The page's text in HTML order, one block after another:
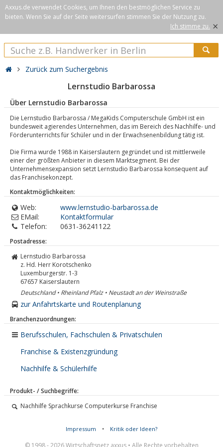
Axxus.de verwendet Cookies, um Ihnen den bestmöglichen Service zu
bieten. Wenn Sie auf der Seite weitersurfen stimmen Sie der Nutzung zu.
Ich stimme zu. ×
Zurück zum Suchergebnis
Lernstudio Barbarossa
Über Lernstudio Barbarossa
Die Lernstudio Barbarossa / MegaKids Computerschule GmbH ist ein
bundesweit agierendes Unternehmen, das im Bereich des Nachhilfe- und
Förderunterrichts für Schüler und in der Erwachsenenbildung tätig ist.
Die Firma wurde 1988 in Kaiserslautern gegründet und ist mittlerweile
einer der größten Anbieter in diesem Marktsegment. Bei der
Unternehmensexpansion setzt Lernstudio Barbarossa konsequent auf
das Franchisekonzept.
Kontaktmöglichkeiten:
Web:
www.lernstudio-barbarossa.de
EMail:
Kontaktformular
Telefon:
0631-36241122
Postadresse:
Lernstudio Barbarossa
z. Hd. Herr Korotschenko
Luxemburgerstr. 1-3
67657 Kaiserslautern
Deutschland • Rheinland Pfalz • Neustadt an der Weinstraße
zur Anfahrtskarte und Routenplanung
Branchenzuordnungen:
Berufsschulen, Fachschulen & Privatschulen
Franchise & Existenzgründung
Nachhilfe & Schülerhilfe
Produkt- / Suchbegriffe:
Nachhilfe Sprachkurse Computerkurse Franchise
Impressum • Kritik oder Ideen?
© 1998 - 2026 Wirtschaftsnetz axxus • Alle Rechte vorbehalten